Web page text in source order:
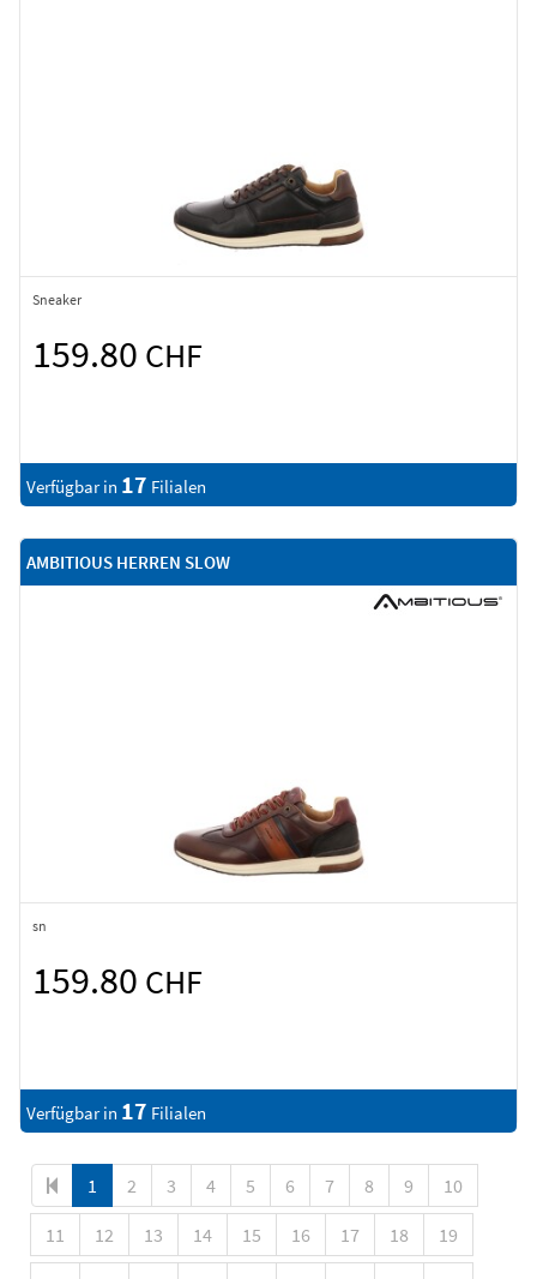
Sneaker
159.80 CHF
Verfügbar in 17 Filialen
AMBITIOUS HERREN SLOW
sn
159.80 CHF
Verfügbar in 17 Filialen
1 2 3 4 5 6 7 8 9 10
11 12 13 14 15 16 17 18 19